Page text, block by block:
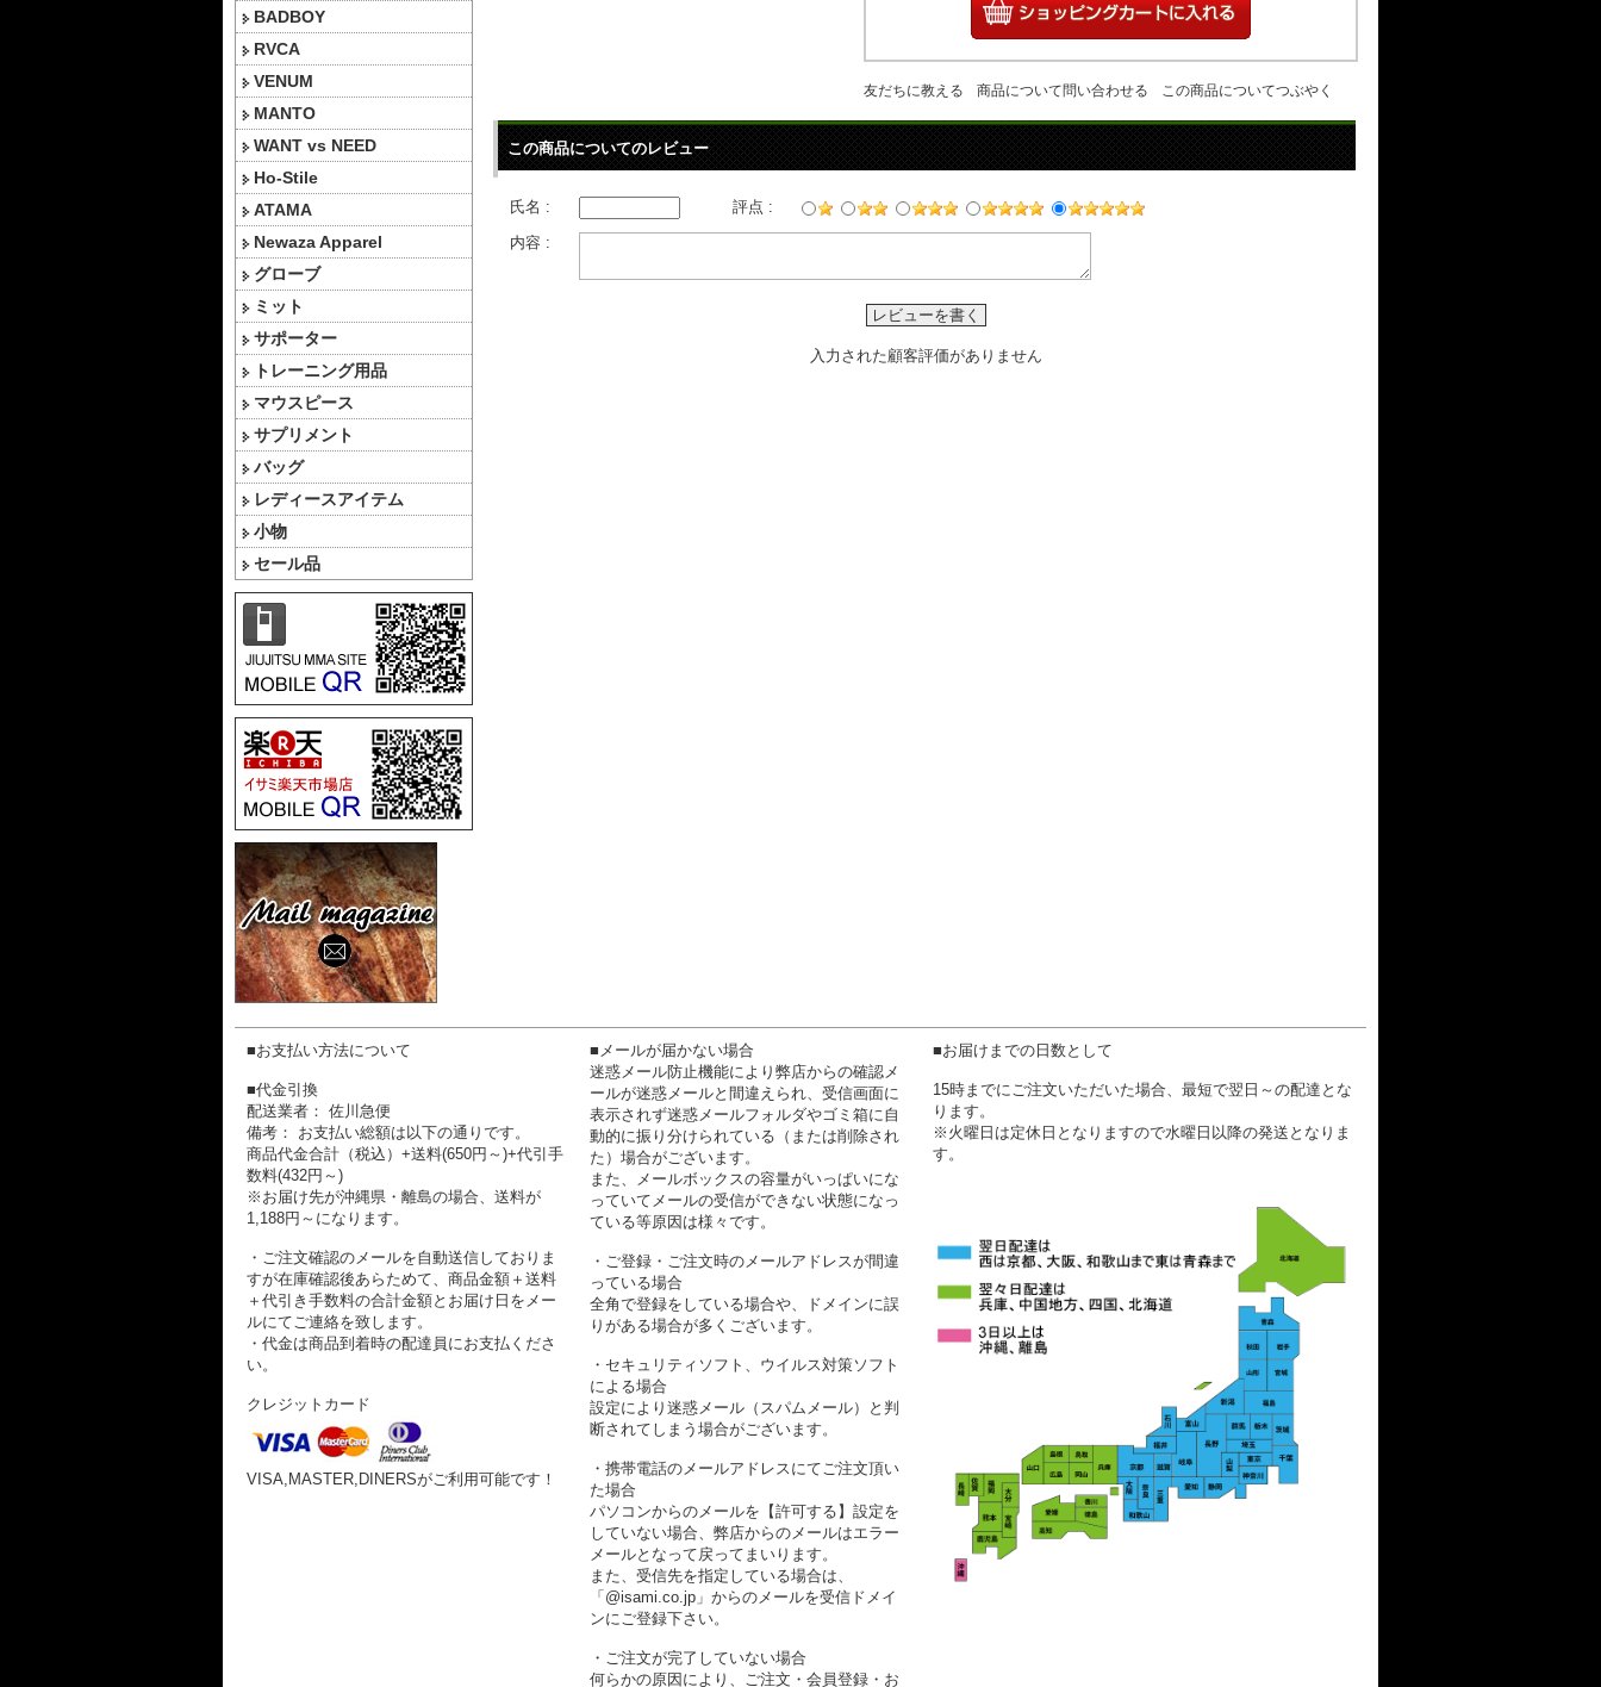
BADBOY
RVCA
VENUM
MANTO
WANT vs NEED
Ho-Stile
ATAMA
Newaza Apparel
グローブ
ミット
サポーター
トレーニング用品
マウスピース
サプリメント
バッグ
レディースアイテム
小物
セール品
友だちに教える 商品について問い合わせる この商品についてつぶやく
この商品についてのレビュー
氏名 :
評点 :
内容 :
レビューを書く
入力された顧客評価がありません
■お支払い方法について
■代金引換
配送業者： 佐川急便
備考： お支払い総額は以下の通りです。
商品代金合計（税込）+送料(650円～)+代引手
数料(432円～)
※お届け先が沖縄県・離島の場合、送料が
1,188円～になります。
・ご注文確認のメールを自動送信しておりま
すが在庫確認後あらためて、商品金額＋送料
＋代引き手数料の合計金額とお届け日をメー
ルにてご連絡を致します。
・代金は商品到着時の配達員にお支払くださ
い。
クレジットカード
VISA,MASTER,DINERSがご利用可能です！
■メールが届かない場合
迷惑メール防止機能により弊店からの確認メ
ールが迷惑メールと間違えられ、受信画面に
表示されず迷惑メールフォルダやゴミ箱に自
動的に振り分けられている（または削除され
た）場合がございます。
また、メールボックスの容量がいっぱいにな
っていてメールの受信ができない状態になっ
ている等原因は様々です。
・ご登録・ご注文時のメールアドレスが間違
っている場合
全角で登録をしている場合や、ドメインに誤
りがある場合が多くございます。
・セキュリティソフト、ウイルス対策ソフト
による場合
設定により迷惑メール（スパムメール）と判
断されてしまう場合がございます。
・携帯電話のメールアドレスにてご注文頂い
た場合
パソコンからのメールを【許可する】設定を
していない場合、弊店からのメールはエラー
メールとなって戻ってまいります。
また、受信先を指定している場合は、
「@isami.co.jp」からのメールを受信ドメイ
ンにご登録下さい。
・ご注文が完了していない場合
何らかの原因により、ご注文・会員登録・お
■お届けまでの日数として
15時までにご注文いただいた場合、最短で翌日～の配達とな
ります。
※火曜日は定休日となりますので水曜日以降の発送となりま
す。